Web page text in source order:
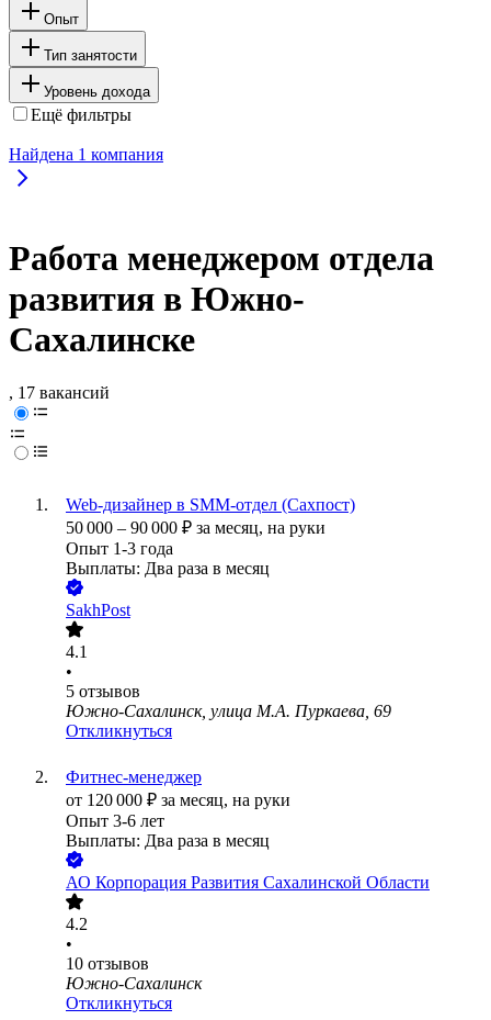
Опыт
Тип занятости
Уровень дохода
Ещё фильтры
Найдена 1 компания
Работа менеджером отдела
развития в Южно-
Сахалинске
, 17 вакансий
Web-дизайнер в SMM-отдел (Сахпост)
50 000 – 90 000 ₽ за месяц, на руки
Опыт 1-3 года
Выплаты: Два раза в месяц
SakhPost
4.1
•
5 отзывов
Южно-Сахалинск, улица М.А. Пуркаева, 69
Откликнуться
Фитнес-менеджер
от 120 000 ₽ за месяц, на руки
Опыт 3-6 лет
Выплаты: Два раза в месяц
АО Корпорация Развития Сахалинской Области
4.2
•
10 отзывов
Южно-Сахалинск
Откликнуться